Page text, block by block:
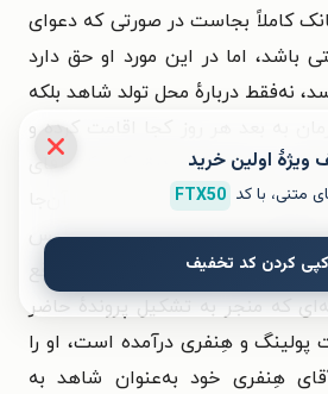
کاملاً بجاست در صورتی که دعوای
باشد، اما در این مورد او حق دارد
نه‌فقط دربارهٔ محل تولد شاهد بلکه
به بعد هر روز کجا اقامت کرده و
دَنیل مود تصدیق کرد که آقای
پدرانه او را نصیحت کرد که تا آن‌جا
پرونده صحبت کند. آن‌گاه پس
اعتراف را از شاهد گرفت که درواقع
که منجر به تشکیل پروندهٔ حاضر
و هِنفری درآمده است، او را
هِنفری خود به‌عنوان شاهد به
متنی، با کد FTX50
کپی کردن کد تخفیف